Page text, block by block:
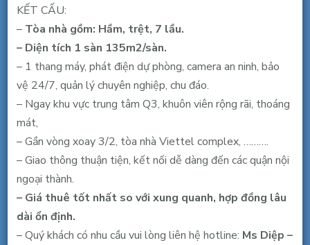
3/2.
62m2,
16
triệu/
tháng.
KẾT CẤU:
–Tòa nhà gồm: Hầm, trệt, 7 lầu.
– Diện tích 1 sàn 135m2/sàn.
– 1 thang máy, phát điện dự phòng, camera an ninh, bảo
vệ 24/7, quản lý chuyên nghiệp, chu đáo.
– Ngay khu vực trung tâm Q3, khuôn viên rộng rãi, thoáng
mát,
– Gần vòng xoay 3/2, tòa nhà Viettel complex, ……….
– Giao thông thuận tiện, kết nối dễ dàng đến các quận nội
ngoại thành.
– Giá thuê tốt nhất so với xung quanh, hợp đồng lâu
dài ổn định.
– Quý khách có nhu cầu vui lòng liên hệ hotline: Ms Diệp –